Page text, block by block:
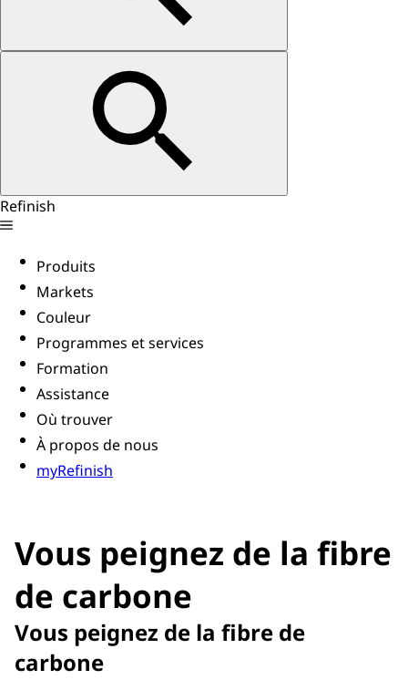
Refinish
Produits
Markets
Couleur
Programmes et services
Formation
Assistance
Où trouver
À propos de nous
myRefinish
Vous peignez de la fibre
de carbone
Vous peignez de la fibre de
carbone